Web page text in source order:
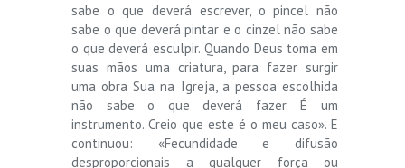
sabe o que deverá escrever, o pincel não
sabe o que deverá pintar e o cinzel não sabe
o que deverá esculpir. Quando Deus toma em
suas mãos uma criatura, para fazer surgir
uma obra Sua na Igreja, a pessoa escolhida
não sabe o que deverá fazer. É um
instrumento. Creio que este é o meu caso». E
continuou: «Fecundidade e difusão
desproporcionais a qualquer força ou